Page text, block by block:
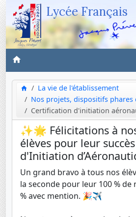
Lycée Français
La vie de l'établissement
Nos projets, dispositifs phares
Certification d'initiation
✨🌟 Félicitations à
élèves pour leur
d'Initiation
Un grand bravo à tous nos
la seconde pour leur 100 % de
% avec mention. 🎉✈️